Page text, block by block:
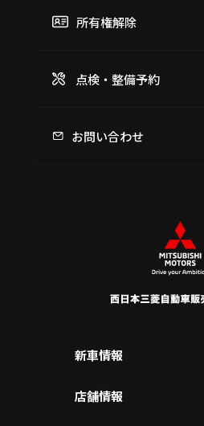
所有権解除
点検・整備予約
お問い合わせ
新車情報
店舗情報